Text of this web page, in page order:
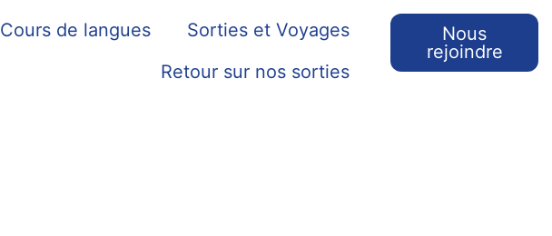
Cours de langues
Sorties et Voyages
Retour sur nos sorties
Nous
rejoindre